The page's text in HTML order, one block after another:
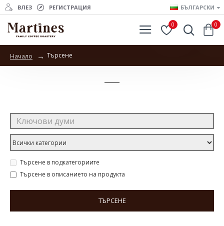
ВЛЕЗ РЕГИСТРАЦИЯ БЪЛГАРСКИ
0 0
Начало Търсене
Търсене в подкатегориите
Търсене в описанието на продукта
ТЪРСЕНЕ